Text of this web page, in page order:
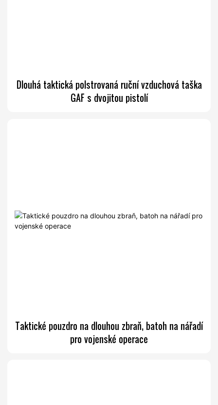
Dlouhá taktická polstrovaná ruční vzduchová taška
GAF s dvojitou pistolí
Taktické pouzdro na dlouhou zbraň, batoh na nářadí
pro vojenské operace